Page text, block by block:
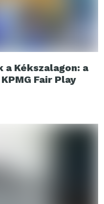
Kékszalagon: a
Fair Play